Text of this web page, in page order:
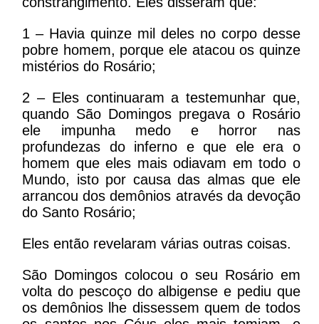
1 – Havia quinze mil deles no corpo desse
pobre homem, porque ele atacou os quinze
mistérios do Rosário;
2 – Eles continuaram a testemunhar que,
quando São Domingos pregava o Rosário
ele impunha medo e horror nas
profundezas do inferno e que ele era o
homem que eles mais odiavam em todo o
Mundo, isto por causa das almas que ele
arrancou dos demônios através da devoção
do Santo Rosário;
Eles então revelaram várias outras coisas.
São Domingos colocou o seu Rosário em
volta do pescoço do albigense e pediu que
os demônios lhe dissessem quem de todos